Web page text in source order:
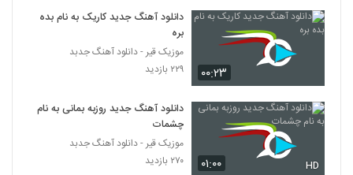
۰۰:۲۳
دانلود آهنگ جدید کاریک به نام بده
بره
موزیک قیر - دانلود آهنگ جدبد
۲۲۹ بازدید
۰۱:۰۰ HD
دانلود آهنگ جدید روزبه بمانی به نام
چشمات
موزیک قیر - دانلود آهنگ جدبد
۲۷۰ بازدید